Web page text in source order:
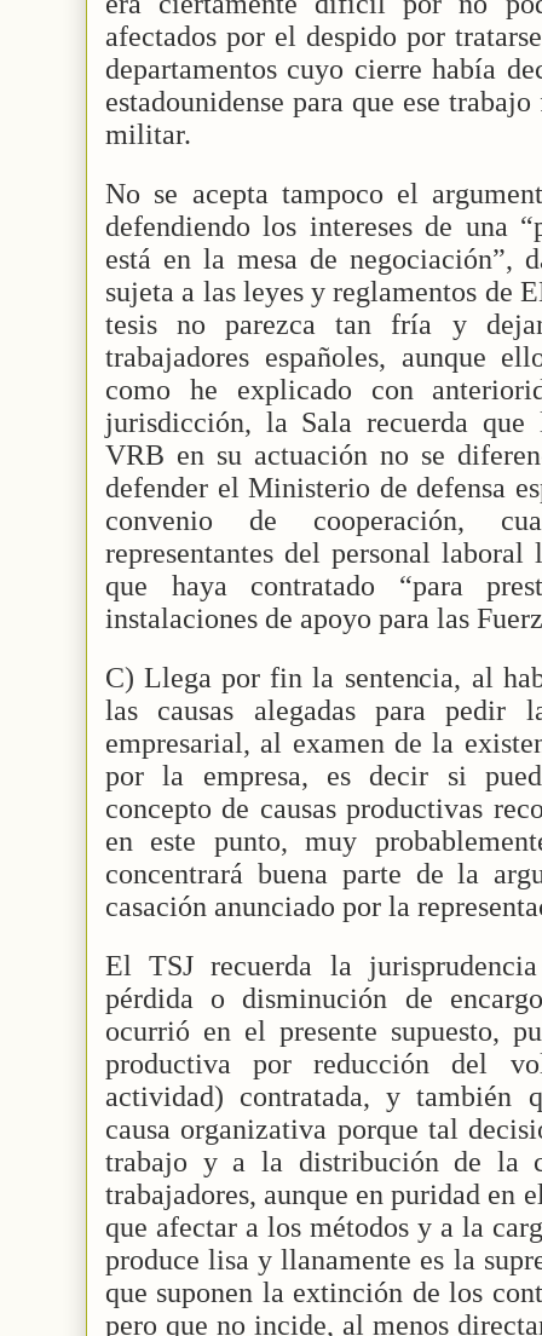
afectados por el despido por
departamentos cuyo cierre había
estadounidense para que ese
militar.
No se acepta tampoco el
defendiendo los intereses de una
está en la mesa de negociación”,
sujeta a las leyes y reglamentos de
tesis no parezca tan fría y
trabajadores españoles, aunque
como he explicado con
jurisdicción, la Sala recuerda que
VRB en su actuación no se
defender el Ministerio de defensa
convenio de cooperación,
representantes del personal
que haya contratado “para
instalaciones de apoyo para las
C) Llega por fin la sentencia, al
las causas alegadas para pedir
empresarial, al examen de la
por la empresa, es decir si
concepto de causas productivas
en este punto, muy
concentrará buena parte de la
casación anunciado por la
El TSJ recuerda la
pérdida o disminución de
ocurrió en el presente supuesto,
productiva por reducción del
actividad) contratada, y también
causa organizativa porque tal
trabajo y a la distribución de la
trabajadores, aunque en puridad en
que afectar a los métodos y a la
produce lisa y llanamente es la
que suponen la extinción de los
pero que no incide, al menos